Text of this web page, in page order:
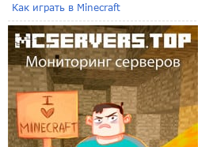
Как играть в Minecraft